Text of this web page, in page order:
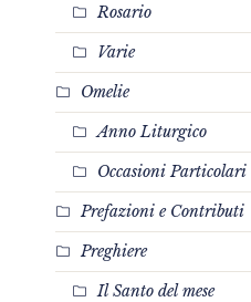
Rosario
Varie
Omelie
Anno Liturgico
Occasioni Particolari
Prefazioni e Contributi
Preghiere
Il Santo del mese